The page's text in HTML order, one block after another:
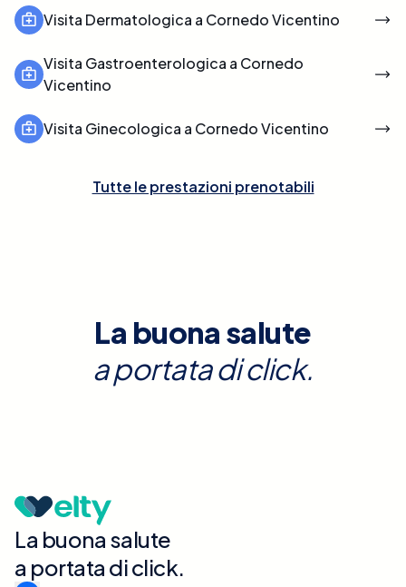
Visita Dermatologica a Cornedo Vicentino
Visita Gastroenterologica a Cornedo
Vicentino
Visita Ginecologica a Cornedo Vicentino
Tutte le prestazioni prenotabili
La buona salute
a portata di click.
La buona salute
a portata di click.